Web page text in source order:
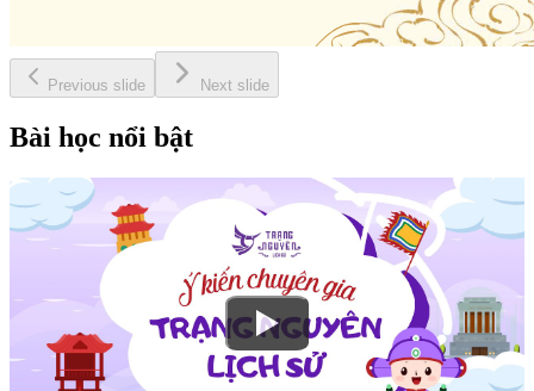
Previous slide Next slide
Bài học nổi bật